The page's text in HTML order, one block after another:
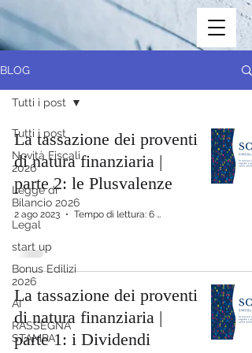
BLOG
Tutti i post
Novità Fiscali
2026
Legge di
Bilancio 2026
Legal
start up
Bonus Edilizi
2026
AI
RASSEGNA
STAMPA
Tutti i post
La tassazione dei proventi
di natura finanziaria |
parte 2: le Plusvalenze
2 ago 2023 Tempo di lettura: 6 min
La tassazione dei proventi
di natura finanziaria |
parte 1: i Dividendi